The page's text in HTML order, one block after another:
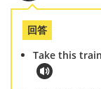
回答
Take this